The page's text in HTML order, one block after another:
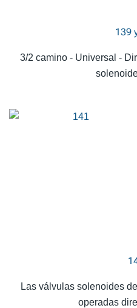
139
3/2 camino - Universal -
Las válvulas solenoides
operadas